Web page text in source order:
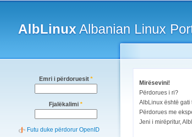
AlbLinuxAlbanian Linux
Emri i përdoruesit *
Fjalëkalimi *
Futu duke përdorur OpenID
Mirësevini!
Përdorues i ri?
AlbLinux është
Përdorues me
Jeni i mirëpritur,